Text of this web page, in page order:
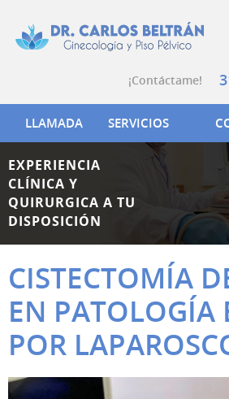
LLAMADA SERVICIOS
¡Contáctame!
EXPERIENCIA
CLÍNICA Y
QUIRURGICA A TU
DISPOSICIÓN
CISTECTOMÍA
EN PATOLOGÍA
POR